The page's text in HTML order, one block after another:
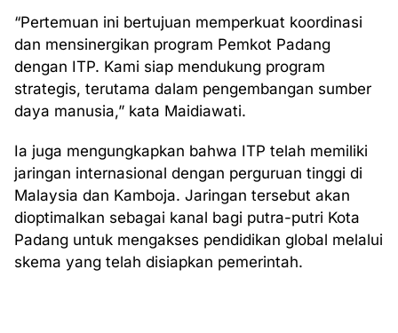
“Pertemuan ini bertujuan memperkuat koordinasi
dan mensinergikan program Pemkot Padang
dengan ITP. Kami siap mendukung program
strategis, terutama dalam pengembangan sumber
daya manusia,” kata Maidiawati.
Ia juga mengungkapkan bahwa ITP telah memiliki
jaringan internasional dengan perguruan tinggi di
Malaysia dan Kamboja. Jaringan tersebut akan
dioptimalkan sebagai kanal bagi putra-putri Kota
Padang untuk mengakses pendidikan global melalui
skema yang telah disiapkan pemerintah.